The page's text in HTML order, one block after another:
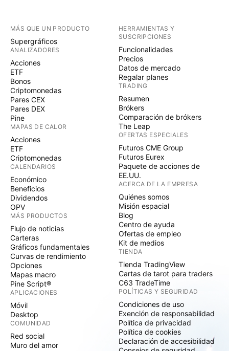
MÁS QUE UN PRODUCTO
Supergráficos
ANALIZADORES
Acciones
ETF
Bonos
Criptomonedas
Pares CEX
Pares DEX
Pine
MAPAS DE CALOR
Acciones
ETF
Criptomonedas
CALENDARIOS
Económico
Beneficios
Dividendos
OPV
MÁS PRODUCTOS
Flujo de noticias
Carteras
Gráficos fundamentales
Curvas de rendimiento
Opciones
Mapas macro
Pine Script®
APLICACIONES
Móvil
Desktop
COMUNIDAD
Red social
Muro del amor
HERRAMIENTAS Y
SUSCRIPCIONES
Funcionalidades
Precios
Datos de mercado
Regalar planes
TRADING
Resumen
Brókers
Comparación de brókers
The Leap
OFERTAS ESPECIALES
Futuros CME Group
Futuros Eurex
Paquete de acciones de
EE.UU.
ACERCA DE LA EMPRESA
Quiénes somos
Misión espacial
Blog
Centro de ayuda
Ofertas de empleo
Kit de medios
TIENDA
Tienda TradingView
Cartas de tarot para traders
C63 TradeTime
POLÍTICAS Y SEGURIDAD
Condiciones de uso
Exención de responsabilidad
Política de privacidad
Política de cookies
Declaración de accesibilidad